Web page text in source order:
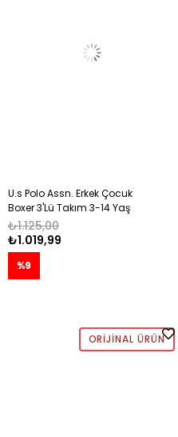
U.s Polo Assn. Erkek Çocuk
Boxer 3'Lü Takım 3-14 Yaş
BEYAZ
₺1.019,99
₺1.125,00
%9
ORIJINAL ÜRÜN